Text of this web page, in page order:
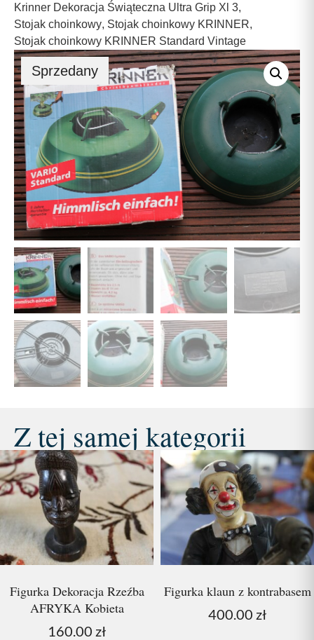
Krinner Dekoracja Świąteczna Ultra Grip Xl 3,
Stojak choinkowy, Stojak choinkowy KRINNER,
Stojak choinkowy KRINNER Standard Vintage
Sprzedany
Z tej samej kategorii
Figurka Dekoracja Rzeźba
AFRYKA Kobieta
160.00 zł
Figurka klaun z kontrabasem
400.00 zł